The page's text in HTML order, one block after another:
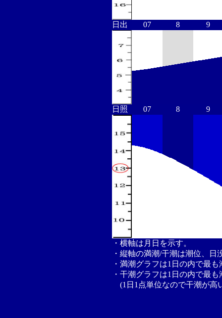
日出 07 8 9
日照 07 8 9
・横軸は月日を示す。
・縦軸の満潮/干潮は潮位、
・満潮グラフは1日の内で最
・干潮グラフは1日の内で最
(1日1点単位なので干潮が高